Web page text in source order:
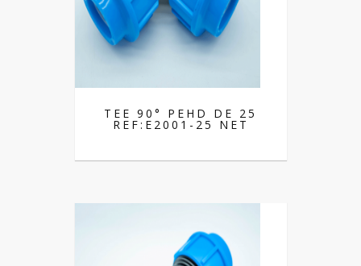
TEE 90° PEHD DE 25
REF:E2001-25 NET